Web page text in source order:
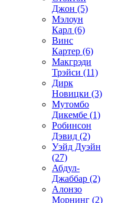
Джон (5)
Мэлоун
Карл (6)
Винс
Картер (6)
Макгрэди
Трэйси (11)
Дирк
Новицки (3)
Мутомбо
Дикембе (1)
Робинсон
Дэвид (2)
Уэйд Дуэйн
(27)
Абдул-
Джаббар (2)
Алонзо
Морнинг (2)